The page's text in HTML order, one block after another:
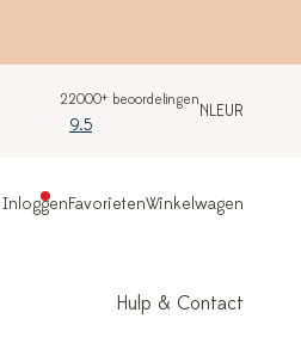
22000+ beoordelingen
9.5
NLEUR
InloggenFavorietenWinkelwagen
Hulp & Contact